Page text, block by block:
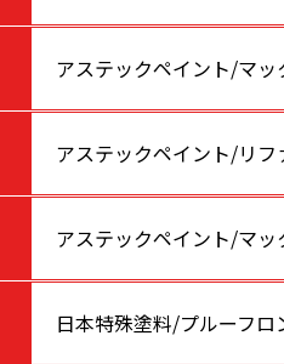
アステックペイント/マ
アステックペイント/リ
アステックペイント/マ
日本特殊塗料/プルーフロ